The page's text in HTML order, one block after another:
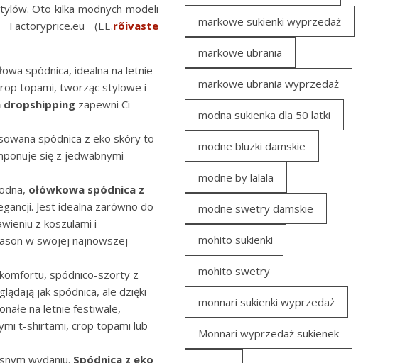
Oto kilka modnych modeli
(EE.rõivaste
spódnica, idealna na letnie
topami, tworząc stylowe i
dropshipping zapewni Ci
spódnica z eko skóry to
się z jedwabnymi
ołówkowa spódnica z
Jest idealna zarówno do
z koszulami i
w swojej najnowszej
spódnico-szorty z
jak spódnica, ale dzięki
na letnie festiwale,
t-shirtami, crop topami lub
wydaniu. Spódnica z eko
markowe sukienki wyprzedaż
markowe ubrania
markowe ubrania wyprzedaż
modna sukienka dla 50 latki
modne bluzki damskie
modne by lalala
modne swetry damskie
mohito sukienki
mohito swetry
monnari sukienki wyprzedaż
Monnari wyprzedaż sukienek